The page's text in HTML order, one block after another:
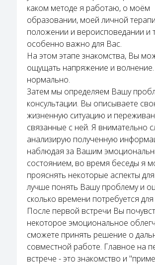
каком методе я работаю, о моём
образовании, моей личной
положении и вероисповедании и
особенно важно для Вас.
На этом этапе знакомства, Вы
ощущать напряжение и
нормально.
Затем мы определяем Вашу
консультации. Вы описываете
жизненную ситуацию и
связанные с ней. Я внимательно
анализирую полученную
наблюдая за Вашим
состоянием, во время беседы я
прояснять некоторые аспекты
лучше понять Вашу проблему и
сколько времени потребуется
После первой встречи Вы
некоторое эмоциональное
сможете принять решение о
совместной работе. Главное на
встрече - это знакомство и